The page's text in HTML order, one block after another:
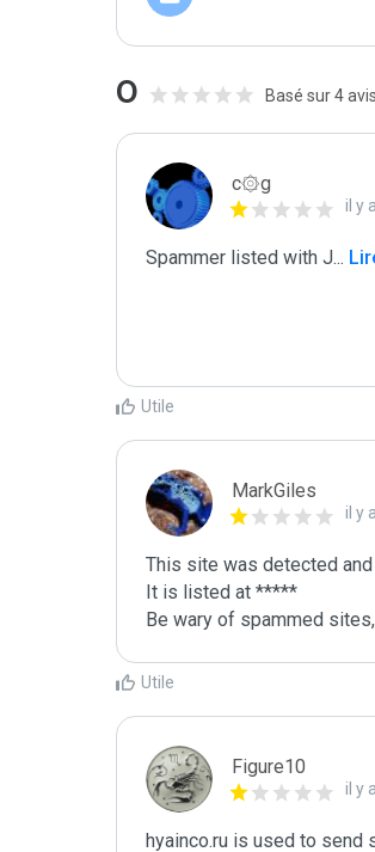
0 Basé sur 4 avis
c۞g
il y
Spammer listed with J...
Utile
MarkGiles
il y
This site was detected
It is listed at *****
Be wary of spammed
Utile
Figure10
il y
hyainco.ru is used to send